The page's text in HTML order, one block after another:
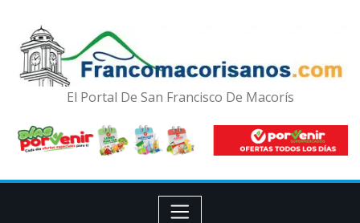
El Portal De San Francisco De Macorís